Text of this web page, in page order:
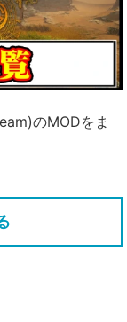
のMODをま